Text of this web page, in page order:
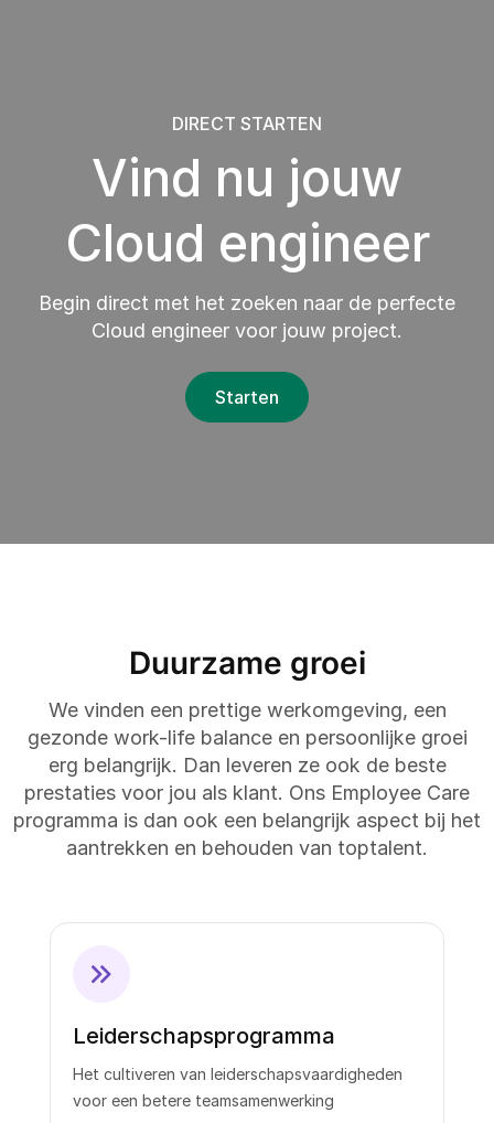
DIRECT STARTEN
Vind nu jouw
Cloud engineer
Begin direct met het zoeken naar de perfecte
Cloud engineer voor jouw project.
Starten
Duurzame groei
We vinden een prettige werkomgeving, een
gezonde work-life balance en persoonlijke groei
erg belangrijk. Dan leveren ze ook de beste
prestaties voor jou als klant. Ons Employee Care
programma is dan ook een belangrijk aspect bij het
aantrekken en behouden van toptalent.
Leiderschapsprogramma
Het cultiveren van leiderschapsvaardigheden
voor een betere teamsamenwerking